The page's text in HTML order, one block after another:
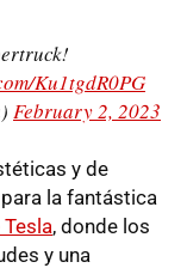
Ku1tgdR0PG
February 2, 2023
y de
la fantástica
, donde los
y una